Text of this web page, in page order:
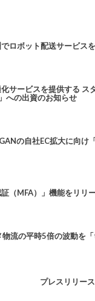
ロボット配送サービス
サービスを提供する ス
への出資のお知らせ
の自社EC拡大に向
（MFA）」機能をリリ
流の平時5倍の波動を
プレスリリー